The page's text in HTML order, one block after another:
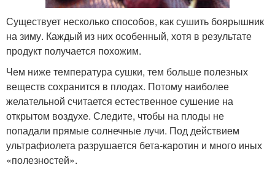
Существует несколько способов, как сушить боярышник
на зиму. Каждый из них особенный, хотя в результате
продукт получается похожим.
Чем ниже температура сушки, тем больше полезных
веществ сохранится в плодах. Потому наиболее
желательной считается естественное сушение на
открытом воздухе. Следите, чтобы на плоды не
попадали прямые солнечные лучи. Под действием
ультрафиолета разрушается бета-каротин и много иных
«полезностей».